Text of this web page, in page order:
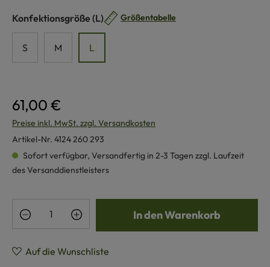
Konfektionsgröße auswählen
(L) Größentabelle
S M L
61,00 €
Preise inkl. MwSt. zzgl. Versandkosten
Artikel-Nr. 4124 260 293
Sofort verfügbar, Versandfertig in 2-3 Tagen zzgl. Laufzeit
des Versanddienstleisters
Produkt Anzahl: Gib den gewünschten
In den Warenkorb
Auf die Wunschliste